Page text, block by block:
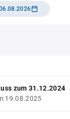
zum 31.12.2024
19.08.2025